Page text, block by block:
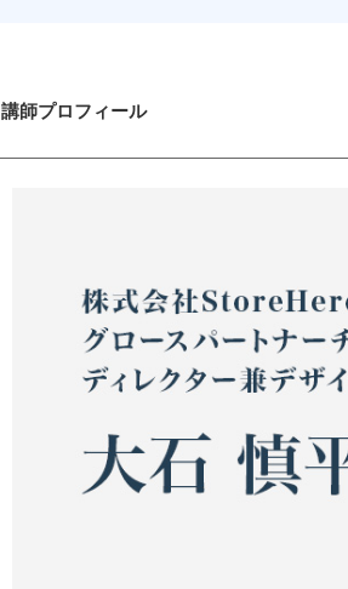
講師プロフィール